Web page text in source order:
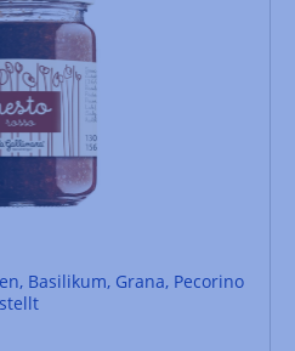
Basilikum, Grana, Pecorino